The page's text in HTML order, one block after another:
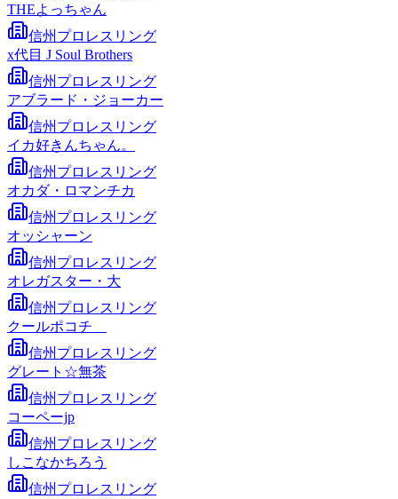
THEよっちゃん
信州プロレスリング
x代目 J Soul Brothers
信州プロレスリング
アブラード・ジョーカー
信州プロレスリング
イカ好きんちゃん。
信州プロレスリング
オカダ・ロマンチカ
信州プロレスリング
オッシャーン
信州プロレスリング
オレガスター・大
信州プロレスリング
クールポコチ＿
信州プロレスリング
グレート☆無茶
信州プロレスリング
コーペーjp
信州プロレスリング
しこなかちろう
信州プロレスリング